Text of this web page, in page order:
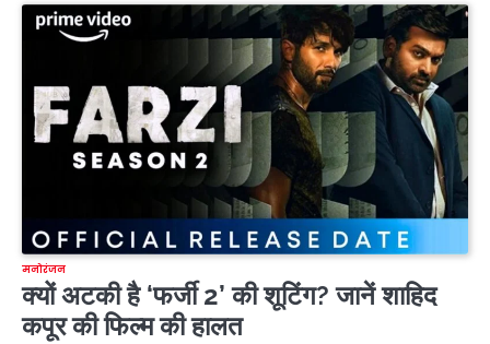
मनोरंजन
क्यों अटकी है ‘फर्जी 2’ की शूटिंग? जानें शाहिद
कपूर की फिल्म की हालत